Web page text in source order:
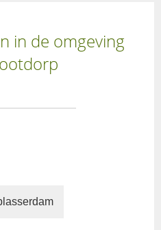
in de omgeving